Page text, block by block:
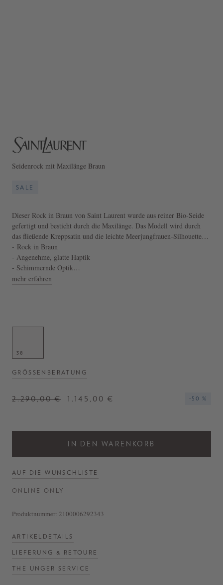
Seidenrock mit Maxilänge Braun
SALE
Dieser Rock in Braun von Saint Laurent wurde aus reiner Bio-Seide
gefertigt und besticht durch die Maxilänge. Das Modell wird durch
das fließende Kreppsatin und die leichte Meerjungfrauen-Silhouette
perfektioniert. Der seitliche Reißverschluss und der niedrige Bund
vollenden diesen klassischen Look.
- Rock in Braun
- Angenehme, glatte Haptik
- Schimmernde Optik
- Hergestellt in Italien
mehr erfahren
38
GRÖSSENBERATUNG
2.290,00 € 1.145,00 € -50 %
IN DEN WARENKORB
AUF DIE WUNSCHLISTE
ONLINE ONLY
Produktnummer: 2100006292343
ARTIKELDETAILS
LIEFERUNG & RETOURE
THE UNGER SERVICE